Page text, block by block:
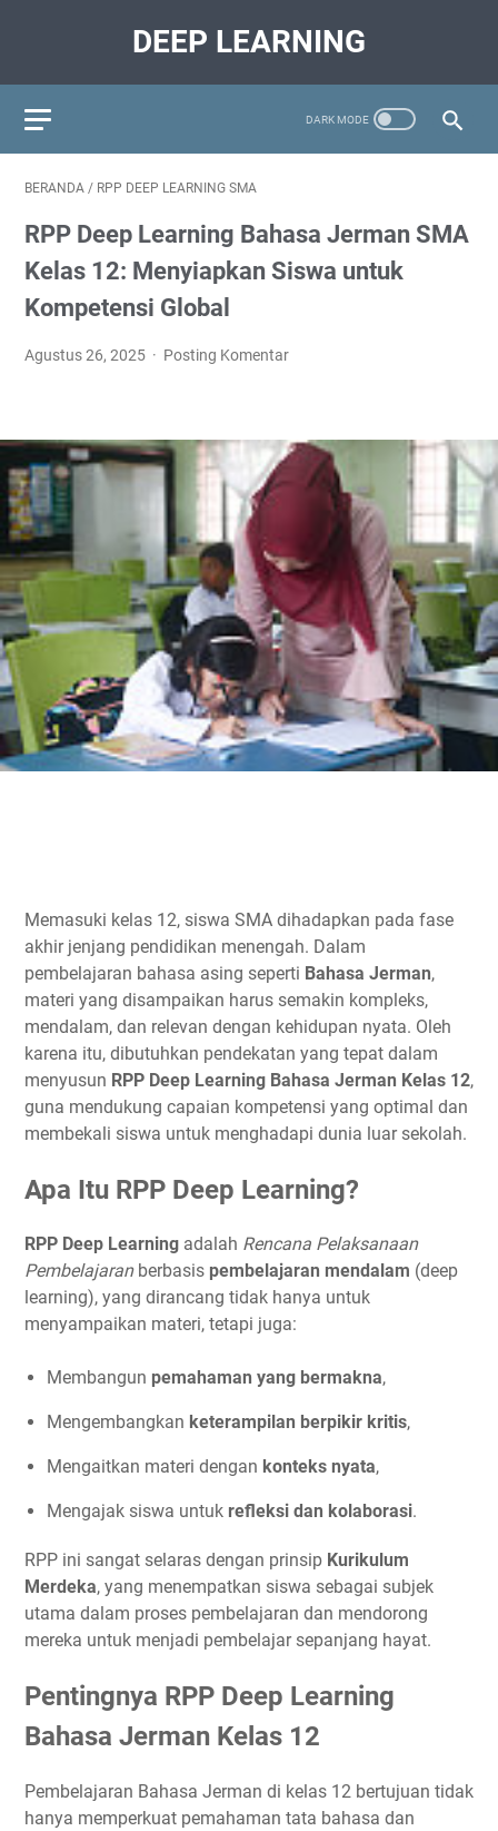
DEEP LEARNING
BERANDA / RPP DEEP LEARNING SMA
RPP Deep Learning Bahasa Jerman SMA
Kelas 12: Menyiapkan Siswa untuk
Kompetensi Global
Agustus 26, 2025 Posting Komentar
Memasuki kelas 12, siswa SMA dihadapkan pada fase
akhir jenjang pendidikan menengah. Dalam
pembelajaran bahasa asing seperti Bahasa Jerman,
materi yang disampaikan harus semakin kompleks,
mendalam, dan relevan dengan kehidupan nyata. Oleh
karena itu, dibutuhkan pendekatan yang tepat dalam
menyusun RPP Deep Learning Bahasa Jerman Kelas 12,
guna mendukung capaian kompetensi yang optimal dan
membekali siswa untuk menghadapi dunia luar sekolah.
Apa Itu RPP Deep Learning?
RPP Deep Learning adalah Rencana Pelaksanaan
Pembelajaranberbasis pembelajaran mendalam (deep
learning), yang dirancang tidak hanya untuk
menyampaikan materi, tetapi juga:
Membangun pemahaman yang bermakna,
Mengembangkan keterampilan berpikir kritis,
Mengaitkan materi dengan konteks nyata,
Mengajak siswa untuk refleksi dan kolaborasi.
RPP ini sangat selaras dengan prinsip Kurikulum
Merdeka, yang menempatkan siswa sebagai subjek
utama dalam proses pembelajaran dan mendorong
mereka untuk menjadi pembelajar sepanjang hayat.
Pentingnya RPP Deep Learning
Bahasa Jerman Kelas 12
Pembelajaran Bahasa Jerman di kelas 12 bertujuan tidak
hanya memperkuat pemahaman tata bahasa dan